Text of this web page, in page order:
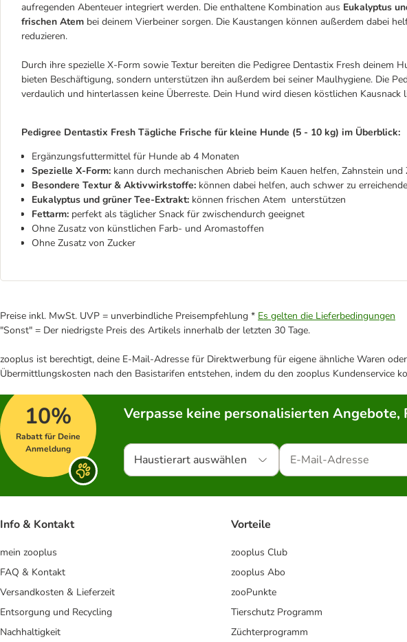
aufregenden Abenteuer integriert werden. Die enthaltene Kombination aus Eukalyptus
frischen Atem bei deinem Vierbeiner sorgen. Die Kaustangen können außerdem dabei
reduzieren.
Durch ihre spezielle X-Form sowie Textur bereiten die Pedigree Dentastix Fresh deinem
bieten Beschäftigung, sondern unterstützen ihn außerdem bei seiner Maulhygiene. Die
verdaulich und hinterlassen keine Überreste. Dein Hund wird diesen köstlichen Kausnack
Pedigree Dentastix Fresh Tägliche Frische für kleine Hunde (5 - 10 kg) im Überblick:
Ergänzungsfuttermittel für Hunde ab 4 Monaten
Spezielle X-Form: kann durch mechanischen Abrieb beim Kauen helfen, Zahnstein und
Besondere Textur & Aktivwirkstoffe: können dabei helfen, auch schwer zu
Eukalyptus und grüner Tee-Extrakt: können frischen Atem unterstützen
Fettarm: perfekt als täglicher Snack für zwischendurch geeignet
Ohne Zusatz von künstlichen Farb- und Aromastoffen
Ohne Zusatz von Zucker
Preise inkl. MwSt. UVP = unverbindliche Preisempfehlung * Es gelten die Lieferbedingungen
"Sonst" = Der niedrigste Preis des Artikels innerhalb der letzten 30 Tage.
zooplus ist berechtigt, deine E-Mail-Adresse für Direktwerbung für eigene ähnliche Waren
Übermittlungskosten nach den Basistarifen entstehen, indem du den zooplus Kundenservice
10%
Rabatt für Deine
Anmeldung
Verpasse keine personalisierten Angebote,
Haustierart auswählen
Info & Kontakt
mein zooplus
FAQ & Kontakt
Versandkosten & Lieferzeit
Entsorgung und Recycling
Nachhaltigkeit
Vorteile
zooplus Club
zooplus Abo
zooPunkte
Tierschutz Programm
Züchterprogramm